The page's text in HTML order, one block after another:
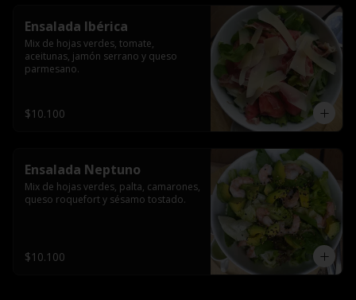
Ensalada Ibérica
Mix de hojas verdes, tomate,
aceitunas, jamón serrano y queso
parmesano.
$10.100
Ensalada Neptuno
Mix de hojas verdes, palta, camarones,
queso roquefort y sésamo tostado.
$10.100